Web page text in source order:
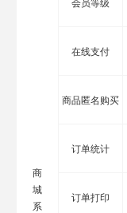
商
城
系
在线支付
商品匿名购买
订单统计
订单打印